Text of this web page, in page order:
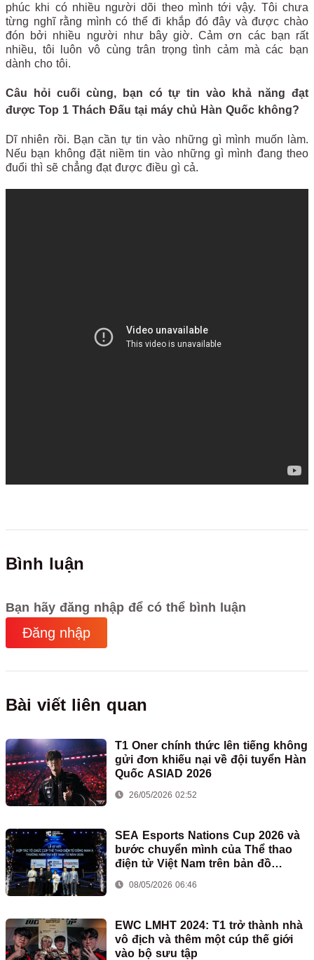
phúc khi có nhiều người dõi theo mình tới vậy. Tôi chưa
từng nghĩ rằng mình có thể đi khắp đó đây và được chào
đón bởi nhiều người như bây giờ. Cảm ơn các bạn rất
nhiều, tôi luôn vô cùng trân trọng tình cảm mà các bạn
dành cho tôi.
Câu hỏi cuối cùng, bạn có tự tin vào khả năng đạt
được Top 1 Thách Đấu tại máy chủ Hàn Quốc không?
Dĩ nhiên rồi. Bạn cần tự tin vào những gì mình muốn làm.
Nếu bạn không đặt niềm tin vào những gì mình đang theo
đuổi thì sẽ chẳng đạt được điều gì cả.
Bình luận
Bạn hãy đăng nhập để có thể bình luận
Đăng nhập
Bài viết liên quan
T1 Oner chính thức lên tiếng không
gửi đơn khiếu nại về đội tuyển Hàn
Quốc ASIAD 2026
26/05/2026 02:52
SEA Esports Nations Cup 2026 và
bước chuyển mình của Thể thao
điện tử Việt Nam trên bản đồ
eSports quốc tế
08/05/2026 06:46
EWC LMHT 2024: T1 trở thành nhà
vô địch và thêm một cúp thế giới
vào bộ sưu tập